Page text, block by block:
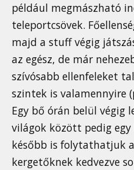
például megmászható
teleportcsövek.
majd a stuff végig
az egész, de már
szívósabb ellenfeleket
szintek is valamennyire
Egy bő órán belül végig
világok között pedig
később is folytathatjuk
kergetőknek kedvezve